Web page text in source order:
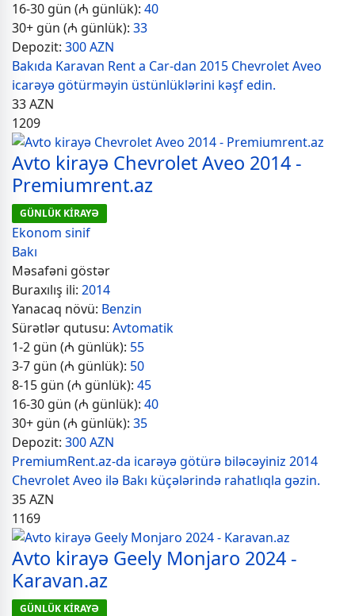
16-30 gün (₼ günlük): 40
30+ gün (₼ günlük): 33
Depozit: 300 AZN
Bakıda Karavan Rent a Car-dan 2015 Chevrolet Aveo
icarəyə götürməyin üstünlüklərini kəşf edin.
33AZN
1209
Avto kirayə Chevrolet Aveo 2014 -
Premiumrent.az
GÜNLÜK KİRAYƏ
Ekonom sinif
Bakı
Məsafəni göstər
Buraxılış ili: 2014
Yanacaq növü: Benzin
Sürətlər qutusu: Avtomatik
1-2 gün (₼ günlük): 55
3-7 gün (₼ günlük): 50
8-15 gün (₼ günlük): 45
16-30 gün (₼ günlük): 40
30+ gün (₼ günlük): 35
Depozit: 300 AZN
PremiumRent.az-da icarəyə götürə biləcəyiniz 2014
Chevrolet Aveo ilə Bakı küçələrində rahatlıqla gəzin.
35AZN
1169
Avto kirayə Geely Monjaro 2024 -
Karavan.az
GÜNLÜK KİRAYƏ